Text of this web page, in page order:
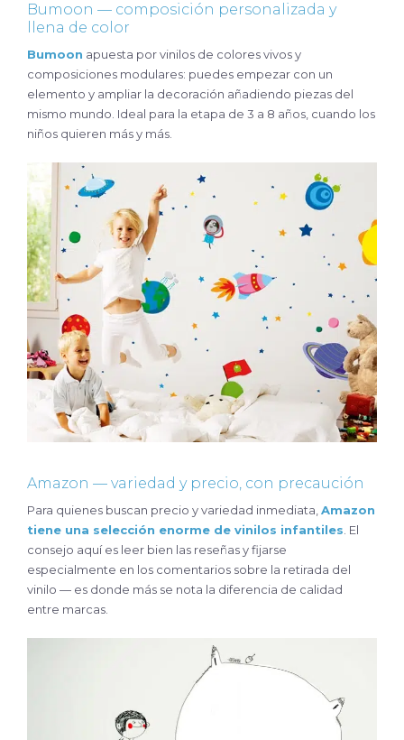
Bumoon — composición personalizada y
llena de color
Bumoon apuesta por vinilos de colores vivos y
composiciones modulares: puedes empezar con un
elemento y ampliar la decoración añadiendo piezas del
mismo mundo. Ideal para la etapa de 3 a 8 años, cuando los
niños quieren más y más.
Amazon — variedad y precio, con precaución
Para quienes buscan precio y variedad inmediata, Amazon
tiene una selección enorme de vinilos infantiles . El
consejo aquí es leer bien las reseñas y fijarse
especialmente en los comentarios sobre la retirada del
vinilo — es donde más se nota la diferencia de calidad
entre marcas.